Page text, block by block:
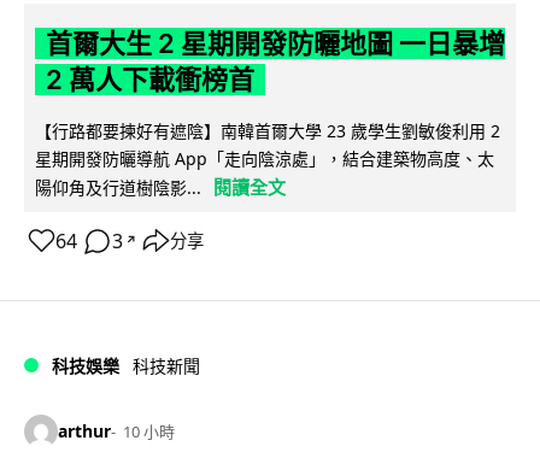
首爾大生 2 星期開發防曬地圖 一日暴增
2 萬人下載衝榜首
【行路都要揀好有遮陰】南韓首爾大學 23 歲學生劉敏俊利用 2
星期開發防曬導航 App「走向陰涼處」，結合建築物高度、太
陽仰角及行道樹陰影...
閱讀全文
64 3 ↗ 分享
科技娛樂 科技新聞
arthur 10 小時